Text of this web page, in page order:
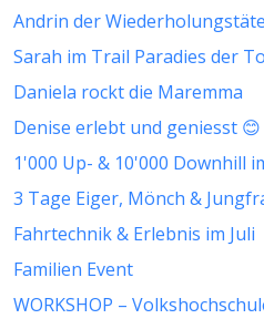
Andrin der
Sarah im Trail Paradies der
Daniela rockt die Maremma
Denise erlebt und geniesst 😊
1'000 Up- & 10'000 Downhill
3 Tage Eiger, Mönch &
Fahrtechnik & Erlebnis im Juli
Familien Event
WORKSHOP –